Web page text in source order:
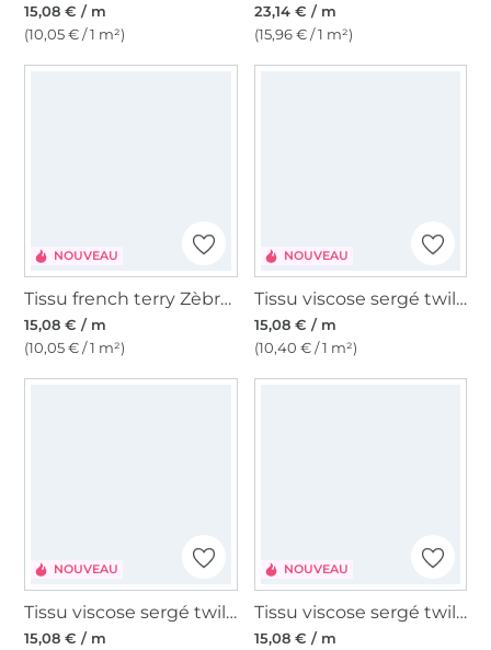
15,08 € / m
(10,05 € / 1 m²)
23,14 € / m
(15,96 € / 1 m²)
NOUVEAU
Tissu french terry Zèbre, bleu pétrole
15,08 € / m
(10,05 € / 1 m²)
NOUVEAU
Tissu viscose sergé twill big waves, rouge magenta
15,08 € / m
(10,40 € / 1 m²)
NOUVEAU
Tissu viscose sergé twill big flowers, rouge magenta
15,08 € / m
NOUVEAU
Tissu viscose sergé twill paisley dream, vert clair
15,08 € / m